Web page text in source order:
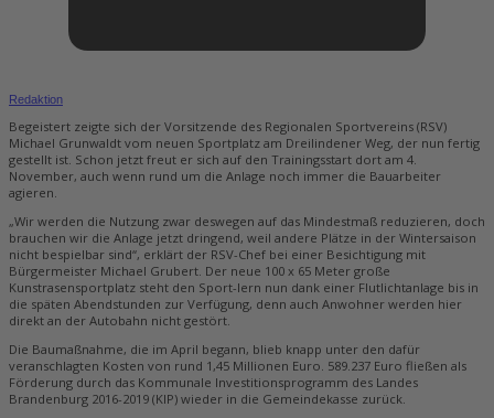
Redaktion
Begeistert zeigte sich der Vorsitzende des Regionalen Sportvereins (RSV)
Michael Grunwaldt vom neuen Sportplatz am Dreilindener Weg, der nun fertig
gestellt ist. Schon jetzt freut er sich auf den Trainingsstart dort am 4.
November, auch wenn rund um die Anlage noch immer die Bauarbeiter
agieren.
„Wir werden die Nutzung zwar deswegen auf das Mindestmaß reduzieren, doch
brauchen wir die Anlage jetzt dringend, weil andere Plätze in der Wintersaison
nicht bespielbar sind“, erklärt der RSV-Chef bei einer Besichtigung mit
Bürgermeister Michael Grubert. Der neue 100 x 65 Meter große
Kunstrasensportplatz steht den Sport-lern nun dank einer Flutlichtanlage bis in
die späten Abendstunden zur Verfügung, denn auch Anwohner werden hier
direkt an der Autobahn nicht gestört.
Die Baumaßnahme, die im April begann, blieb knapp unter den dafür
veranschlagten Kosten von rund 1,45 Millionen Euro. 589.237 Euro fließen als
Förderung durch das Kommunale Investitionsprogramm des Landes
Brandenburg 2016-2019 (KIP) wieder in die Gemeindekasse zurück.